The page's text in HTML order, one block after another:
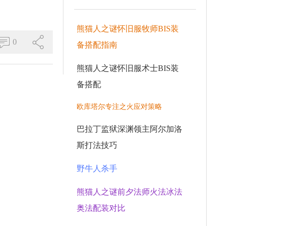
0
熊猫人之谜怀旧服牧师BIS装
备搭配指南
熊猫人之谜怀旧服术士BIS装
备搭配
欧库塔尔专注之火应对策略
巴拉丁监狱深渊领主阿尔加洛
斯打法技巧
野牛人杀手
熊猫人之谜前夕法师火法冰法
奥法配装对比